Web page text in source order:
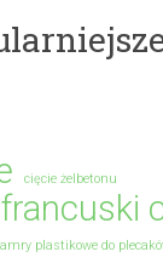
cięcie żelbetonu
plastikowe do